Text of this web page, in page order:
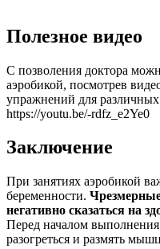
Полезное видео
С позволения доктора
аэробикой, посмотрев
упражнений для
https://youtu.be/-rdfz_e2Ye0
Заключение
При занятиях аэробикой
беременности.
негативно сказаться на
Перед началом
разогреться и размять